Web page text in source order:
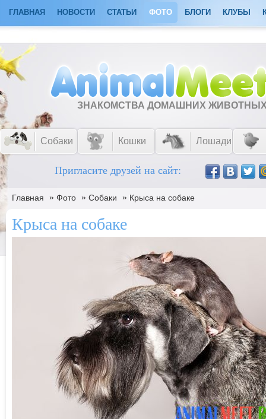
ГЛАВНАЯ НОВОСТИ СТАТЬИ ФОТО БЛОГИ КЛУБЫ
ЗНАКОМСТВА ДОМАШНИХ
Собаки Кошки Лошади
Пригласите друзей на сайт:
Главная » Фото » Собаки » Крыса на собаке
Крыса на собаке